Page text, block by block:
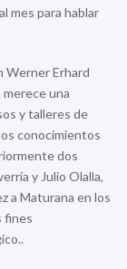
mes para hablar
Werner Erhard
una
y talleres de
conocimientos
dos
y Julio Olalla,
a Maturana en los
fines